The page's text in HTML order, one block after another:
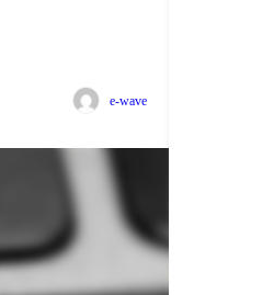
e-wave